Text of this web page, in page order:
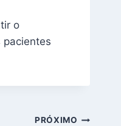
o
pacientes
PRÓXIMO